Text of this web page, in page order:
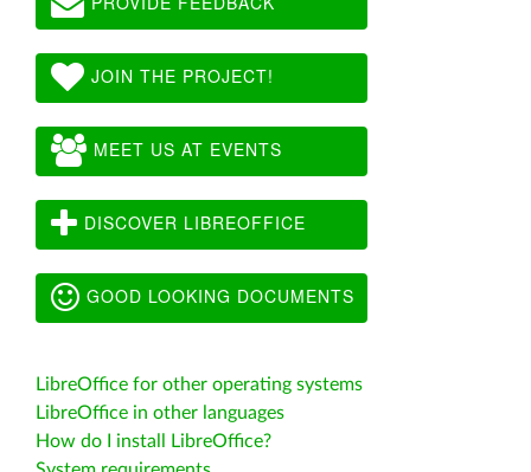
JOIN THE PROJECT!
MEET US AT EVENTS
DISCOVER LIBREOFFICE
GOOD LOOKING DOCUMENTS
LibreOffice for other operating systems
LibreOffice in other languages
How do I install LibreOffice?